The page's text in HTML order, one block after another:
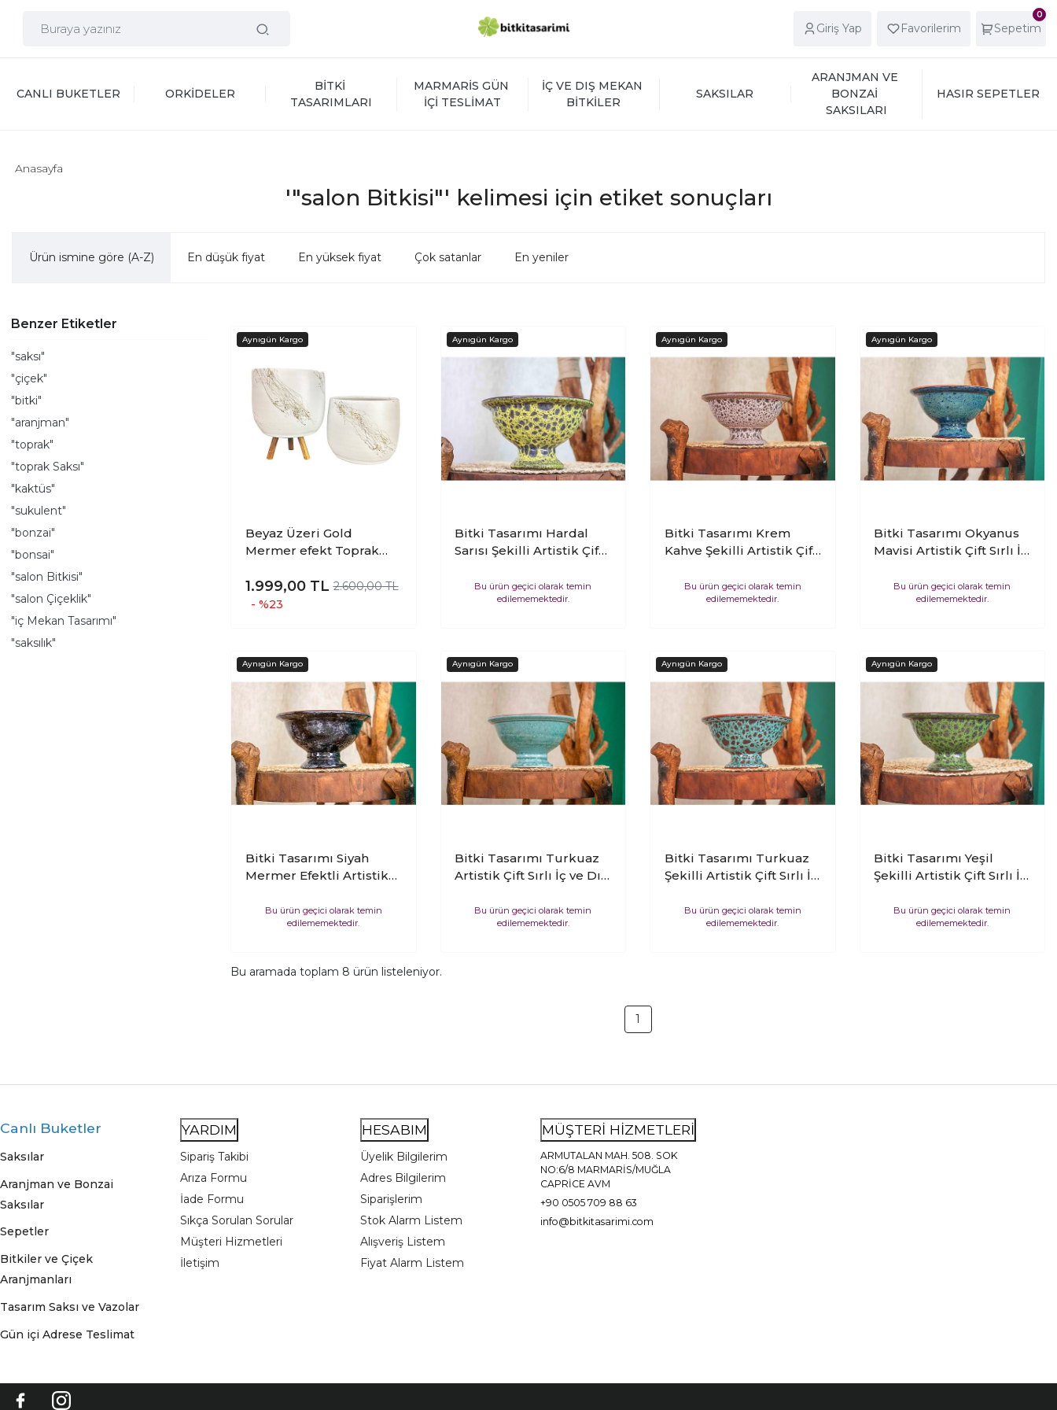
Giriş Yap Favorilerim
0
Sepetim
CANLI BUKETLER ORKİDELER
BİTKİ
TASARIMLARI
MARMARİS GÜN
İÇİ TESLİMAT
İÇ VE DIŞ MEKAN
BİTKİLER
SAKSILAR
ARANJMAN VE
BONZAİ
SAKSILARI
HASIR SEPETLER
'"salon Bitkisi"' kelimesi için etiket sonuçları
Anasayfa
Ürün ismine göre (A-Z) En düşük fiyat En yüksek fiyat Çok satanlar En yeniler
Benzer Etiketler
"saksı"
"çiçek"
"bitki"
"aranjman"
"toprak"
"toprak Saksı"
"kaktüs"
"sukulent"
"bonzai"
"bonsai"
"salon Bitkisi"
"salon Çiçeklik"
"iç Mekan Tasarımı"
"saksılık"
Beyaz Üzeri Gold
Mermer efekt Toprak
Çiçeklik İkili Set Ayaksız
-3 Ayaklı 19 CM
1.999,00 TL 2.600,00 TL
- %23
Bitki Tasarımı Hardal
Sarısı Şekilli Artistik Çift
Kullanımlı Kendinden
Ayaklı Aranjmanlık
Çiçeklik
Bu ürün geçici olarak temin
edilememektedir.
Bitki Tasarımı Krem
Kahve Şekilli Artistik Çift
Kullanımlı Kendinden
Ayaklı Aranjmanlık
Çiçeklik
Bu ürün geçici olarak temin
edilememektedir.
Bitki Tasarımı Okyanus
Mavisi Artistik Çift Sırlı İç
Kendinden Ayaklı
Aranjmanlık Bonzailik
Bu ürün geçici olarak temin
edilememektedir.
Bitki Tasarımı Siyah
Mermer Efektli Artistik
Kullanımlı Kendinden
Ayaklı Aranjmanlık
Çiçeklik
Bu ürün geçici olarak temin
edilememektedir.
Bitki Tasarımı Turkuaz
Artistik Çift Sırlı İç ve Dış
Kendinden Ayaklı
Aranjmanlık Bonzailik
Bu ürün geçici olarak temin
edilememektedir.
Bitki Tasarımı Turkuaz
Şekilli Artistik Çift Sırlı İç
Kendinden Ayaklı
Aranjmanlık Bonzailik
Bu ürün geçici olarak temin
edilememektedir.
Bitki Tasarımı Yeşil
Şekilli Artistik Çift Sırlı İç
Kendinden Ayaklı
Aranjmanlık Bonzailik
Bu ürün geçici olarak temin
edilememektedir.
Bu aramada toplam 8 ürün listeleniyor.
1
Canlı Buketler
Saksılar
Aranjman ve Bonzai
Saksılar
Sepetler
Bitkiler ve Çiçek
Aranjmanları
Tasarım Saksı ve Vazolar
Gün içi Adrese Teslimat
YARDIM
Sipariş Takibi
Arıza Formu
İade Formu
Sıkça Sorulan Sorular
Müşteri Hizmetleri
İletişim
HESABIM
Üyelik Bilgilerim
Adres Bilgilerim
Siparişlerim
Stok Alarm Listem
Alışveriş Listem
Fiyat Alarm Listem
MÜŞTERİ HİZMETLERİ
ARMUTALAN MAH. 508. SOK
NO:6/8 MARMARİS/MUĞLA
CAPRİCE AVM
+90 0505 709 88 63
info@bitkitasarimi.com